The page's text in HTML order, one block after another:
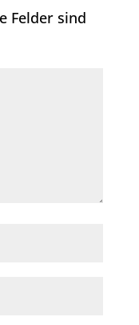
Felder sind